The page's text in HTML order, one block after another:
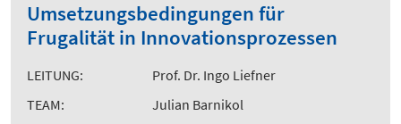
Umsetzungsbedingungen für
Frugalität in Innovationsprozessen
LEITUNG:
Prof. Dr. Ingo Liefner
TEAM:
Julian Barnikol